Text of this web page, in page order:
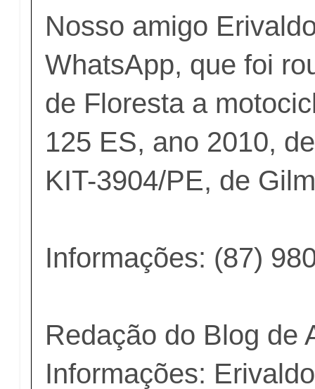
Nosso amigo
WhatsApp, que foi
de Floresta a
125 ES, ano 2010,
KIT-3904/PE, de
Informações: (87)
Redação do Blog de
Informações: